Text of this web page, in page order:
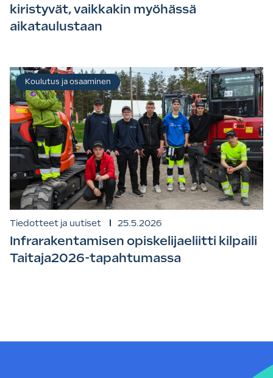
kiristyvät, vaikkakin myöhässä
aikataulustaan
Tiedotteet ja uutiset 25.5.2026
Infrarakentamisen opiskelijaeliitti kilpaili
Taitaja2026-tapahtumassa
Koulutus ja osaaminen